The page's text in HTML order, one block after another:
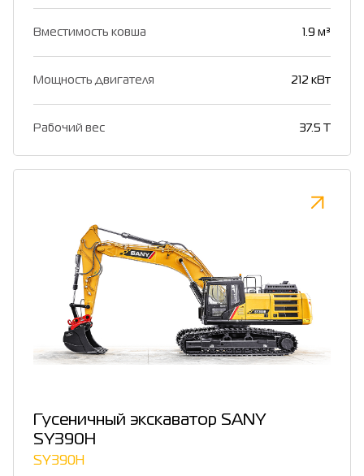
Вместимость ковша 1.9 м³
Мощность двигателя 212 кВт
Рабочий вес 37.5 T
Гусеничный экскаватор SANY
SY390H
SY390H